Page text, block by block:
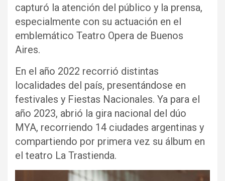
capturó la atención del público y la prensa,
especialmente con su actuación en el
emblemático Teatro Opera de Buenos
Aires.
En el año 2022 recorrió distintas
localidades del país, presentándose en
festivales y Fiestas Nacionales. Ya para el
año 2023, abrió la gira nacional del dúo
MYA, recorriendo 14 ciudades argentinas y
compartiendo por primera vez su álbum en
el teatro La Trastienda.